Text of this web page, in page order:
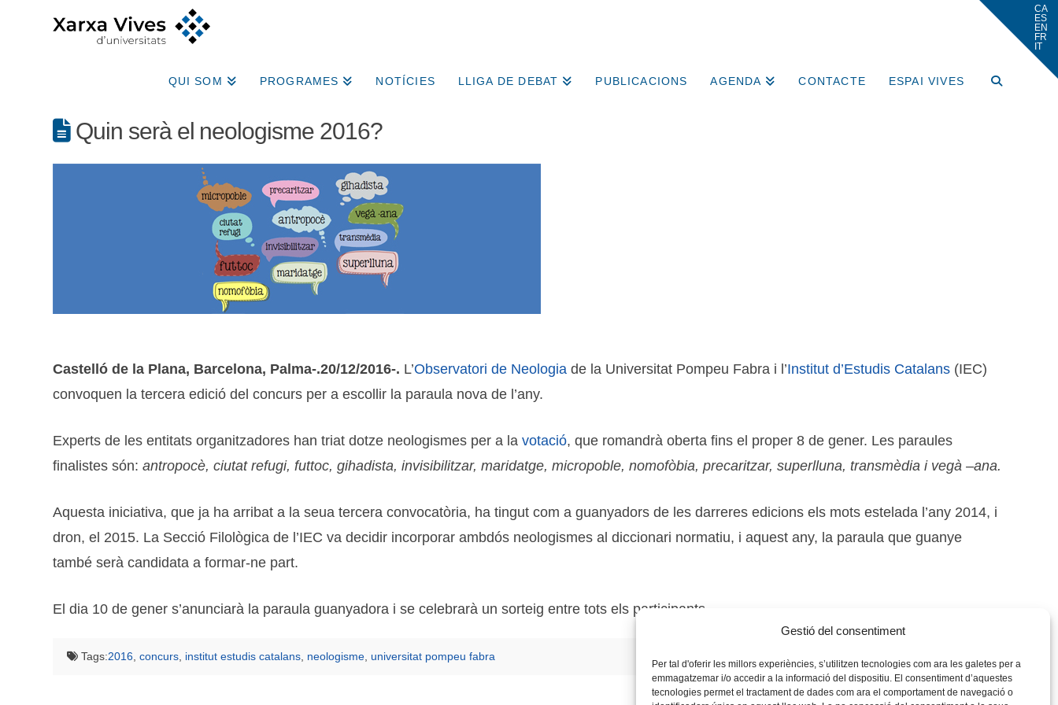
Gestió del consentiment
Per tal d'oferir les millors experiències, s’utilitzen tecnologies com ara les galetes per a
emmagatzemar i/o accedir a la informació del dispositiu. El consentiment d’aquestes
tecnologies permet el tractament de dades com ara el comportament de navegació o
QUI SOM PROGRAMES NOTÍCIES LLIGA DE DEBAT PUBLICACIONS AGENDA CONTACTE ESPAI VIVES
Quin serà el neologisme 2016?
Castelló de la Plana, Barcelona, Palma-.20/12/2016-. L’Observatori de Neologia de la Universitat Pompeu Fabra i l’Institut d’Estudis Catalans (IEC)
convoquen la tercera edició del concurs per a escollir la paraula nova de l’any.
Experts de les entitats organitzadores han triat dotze neologismes per a lavotació, que romandrà oberta fins el proper 8 de gener. Les paraules
finalistes són:antropocè, ciutat refugi, futtoc, gihadista, invisibilitzar, maridatge, micropoble, nomofòbia, precaritzar, superlluna, transmèdia i vegà –ana.
Aquesta iniciativa, que ja ha arribat a la seua tercera convocatòria, ha tingut com a guanyadors de les darreres edicions els mots estelada l’any 2014, i
dron, el 2015. La Secció Filològica de l’IEC va decidir incorporar ambdós neologismes al diccionari normatiu, i aquest any, la paraula que guanye
també serà candidata a formar-ne part.
El dia 10 de gener s’anunciarà la paraula guanyadora i se celebrarà un sorteig entre tots els participants.
Tags:2016, concurs, institut estudis catalans, neologisme, universitat pompeu fabra